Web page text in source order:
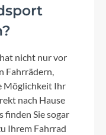
nicht nur vor
Fahrrädern,
Möglichkeit Ihr
nach Hause
finden Sie sogar
Ihrem Fahrrad